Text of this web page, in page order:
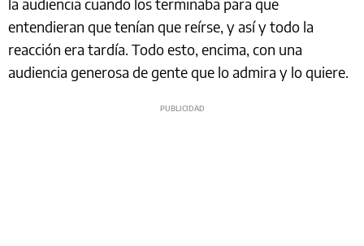
entendieran que tenían que reírse, y así y todo la
reacción era tardía. Todo esto, encima, con una
audiencia generosa de gente que lo admira y lo quiere.